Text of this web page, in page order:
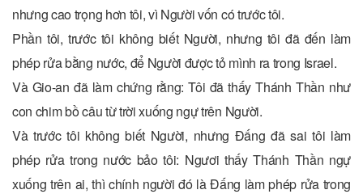
nhưng cao trọng hơn tôi, vì Người vốn có trước tôi.
Phần tôi, trước tôi không biết Người, nhưng tôi đã đến làm
phép rửa bằng nước, để Người được tỏ mình ra trong Israel.
Và Gio-an đã làm chứng rằng: Tôi đã thấy Thánh Thần như
con chim bồ câu từ trời xuống ngự trên Người.
Và trước tôi không biết Người, nhưng Ðấng đã sai tôi làm
phép rửa trong nước bảo tôi: Ngươi thấy Thánh Thần ngự
xuống trên ai, thì chính người đó là Ðấng làm phép rửa trong